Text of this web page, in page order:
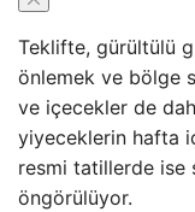
Teklifte, gürültülü
önlemek ve bölge
ve içecekler de
yiyeceklerin hafta
resmi tatillerde ise
öngörülüyor.